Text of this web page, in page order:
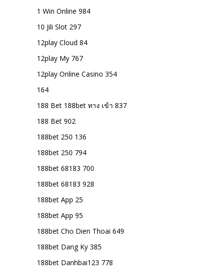
1 Win Online 984
10 Jili Slot 297
12play Cloud 84
12play My 767
12play Online Casino 354
164
188 Bet 188bet ทาง เข้า 837
188 Bet 902
188bet 250 136
188bet 250 794
188bet 68183 700
188bet 68183 928
188bet App 25
188bet App 95
188bet Cho Dien Thoai 649
188bet Dang Ky 385
188bet Danhbai123 778